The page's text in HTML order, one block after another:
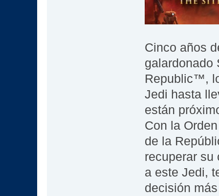
Cinco años
galardonado
Republic™,
Jedi hasta
están
Con la
de la
recuperar su
a este Jedi,
decisión